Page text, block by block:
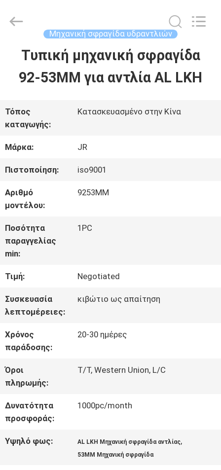
ΣΠΊΤΙ
ΒΊΝΤΕΟ
ΠΕΡΊΠΟΥ
ΕΜΕΊΣ
ΓΎΡΟΣ
ΕΡΓΟΣΤΑΣΊΩΝ
ΠΟΙΟΤΙΚΌΣ
ΈΛΕΓΧΟΣ
ΜΑΣ
ΕΛΆΤΕ
ΣΕ
ΕΠΑΦΉ
International
Reserved.
Μηχανική σφραγίδα υδραντλιών
Τυπική μηχανική σφραγίδα
92-53MM για αντλία AL LKH
Τόπος
καταγωγής:
Κατασκευασμένο στην Κίνα
Μάρκα: JR
Πιστοποίηση: iso9001
Αριθμό
μοντέλου:
9253MM
Ποσότητα
παραγγελίας
min:
1PC
Τιμή: Negotiated
Συσκευασία
λεπτομέρειες:
κιβώτιο ως απαίτηση
Χρόνος
παράδοσης:
20-30 ημέρες
Όροι
πληρωμής:
T/T, Western Union, L/C
Δυνατότητα
προσφοράς:
1000pc/month
Υψηλό φως: AL LKH Μηχανική σφραγίδα αντλίας,
53MM Μηχανική σφραγίδα